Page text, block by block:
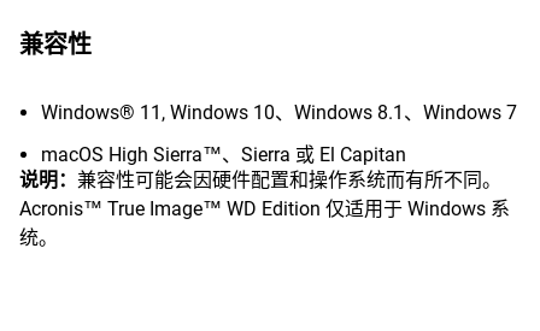
兼容性
Windows® 11, Windows 10、Windows 8.1、Windows 7
macOS High Sierra™、Sierra 或 El Capitan
说明： 兼容性可能会因硬件配置和操作系统而有所不同。
Acronis™ True Image™ WD Edition 仅适用于 Windows 系
统。